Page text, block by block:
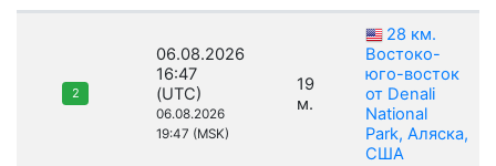
2
06.08.2026
16:47
(UTC)
06.08.2026
19:47 (MSK)
19
м.
28 км.
Востоко-
юго-восток
от Denali
National
Park, Аляска,
США